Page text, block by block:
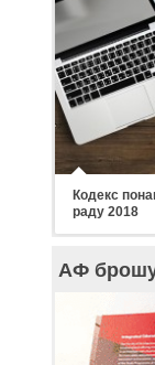
Кодекс
раду 2018
АФ